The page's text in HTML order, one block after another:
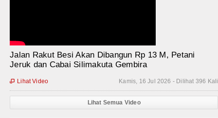
Jalan Rakut Besi Akan Dibangun Rp 13 M, Petani
Jeruk dan Cabai Silimakuta Gembira
Kamis, 16 Jul 2026 - Dilihat 396 Kali
 Lihat Video
Lihat Semua Video